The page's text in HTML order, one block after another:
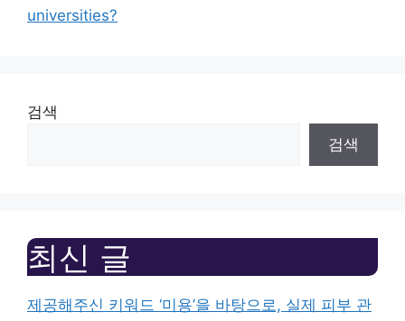
universities?
검색
검색
최신 글
제공해주신 키워드 ‘미용’을 바탕으로, 실제 피부 관